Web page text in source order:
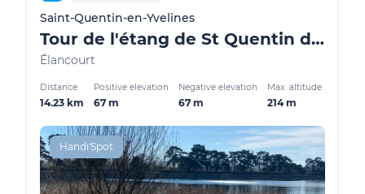
Saint-Quentin-en-Yvelines
Tour de l'étang de St Quentin depuis la colline
Élancourt
Distance
14.23 km
Positive elevation
67 m
Negative elevation
67 m
Max. altitude
214 m
Handi'Spot